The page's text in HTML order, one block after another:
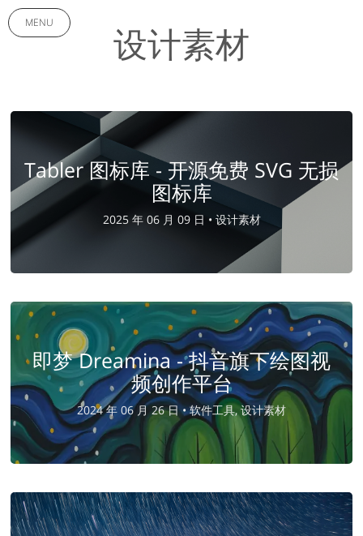
MENU 设计素材
Tabler 图标库 - 开源免费 SVG 无损
图标库
2025 年 06 月 09 日 • 设计素材
即梦 Dreamina - 抖音旗下绘图视
频创作平台
2024 年 06 月 26 日 •软件工具, 设计素材